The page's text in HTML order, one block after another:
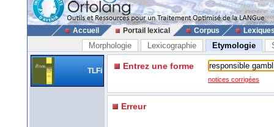
Accueil Portail lexical Corpus
Morphologie Lexicographie Etymologie
TLFi Entrez une forme
notices corrigées
Erreur